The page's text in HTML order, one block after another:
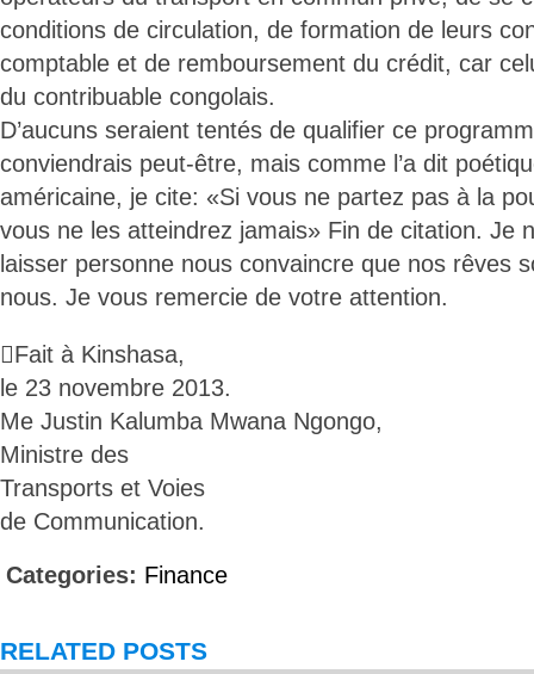
conditions de circulation, de formation de leurs
comptable et de remboursement du crédit, car
du contribuable congolais.
D’aucuns seraient tentés de qualifier ce
conviendrais peut-être, mais comme l’a dit
américaine, je cite: «Si vous ne partez pas à la
vous ne les atteindrez jamais» Fin de citation. Je
laisser personne nous convaincre que nos rêves
nous. Je vous remercie de votre attention.
Fait à Kinshasa,
le 23 novembre 2013.
Me Justin Kalumba Mwana Ngongo,
Ministre des
Transports et Voies
de Communication.
Categories: Finance
RELATED POSTS